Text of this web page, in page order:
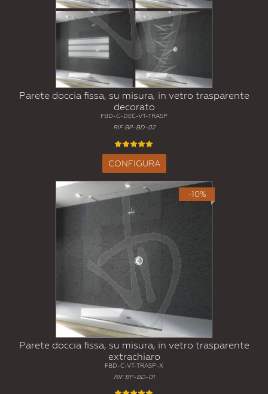
Parete doccia fissa, su misura, in vetro trasparente
decorato
FBD-C-DEC-VT-TRASP
RIF BP-BD-02
CONFIGURA
-10%
Parete doccia fissa, su misura, in vetro trasparente
extrachiaro
FBD-C-VT-TRASP-X
RIF BP-BD-01